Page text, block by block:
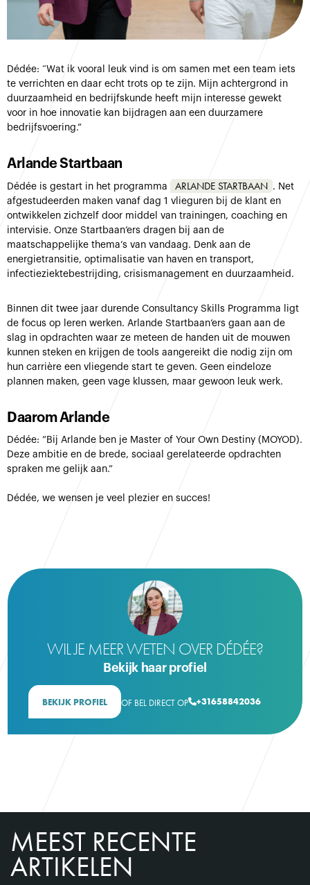
Dédée: “Wat ik vooral leuk vind is om samen met een team iets
te verrichten en daar echt trots op te zijn. Mijn achtergrond in
duurzaamheid en bedrijfskunde heeft mijn interesse gewekt
voor in hoe innovatie kan bijdragen aan een duurzamere
bedrijfsvoering.”
Arlande Startbaan
Dédée is gestart in het programma ARLANDE STARTBAAN . Net
afgestudeerden maken vanaf dag 1 vlieguren bij de klant en
ontwikkelen zichzelf door middel van trainingen, coaching en
intervisie. Onze Startbaan’ers dragen bij aan de
maatschappelijke thema’s van vandaag. Denk aan de
energietransitie, optimalisatie van haven en transport,
infectieziektebestrijding, crisismanagement en duurzaamheid.
Binnen dit twee jaar durende Consultancy Skills Programma ligt
de focus op leren werken. Arlande Startbaan’ers gaan aan de
slag in opdrachten waar ze meteen de handen uit de mouwen
kunnen steken en krijgen de tools aangereikt die nodig zijn om
hun carrière een vliegende start te geven. Geen eindeloze
plannen maken, geen vage klussen, maar gewoon leuk werk.
Daarom Arlande
Dédée: ”Bij Arlande ben je Master of Your Own Destiny (MOYOD).
Deze ambitie en de brede, sociaal gerelateerde opdrachten
spraken me gelijk aan.”
Dédée, we wensen je veel plezier en succes!
WIL JE MEER WETEN OVER DÉDÉE?
Bekijk haar profiel
BEKIJK PROFIEL OF BEL DIRECT OP+31658842036
MEEST RECENTE
ARTIKELEN